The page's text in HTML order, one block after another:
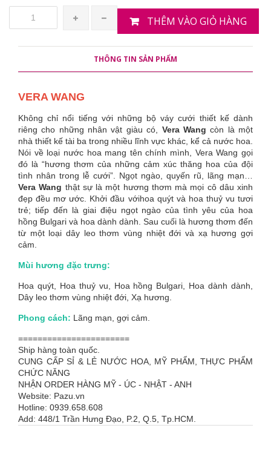
THÊM VÀO GIỎ HÀNG
THÔNG TIN SẢN PHẨM
VERA WANG
Không chỉ nổi tiếng với những bộ váy cưới thiết kế dành
riêng cho những nhân vật giàu có, Vera Wang còn là một
nhà thiết kế tài ba trong nhiều lĩnh vực khác, kể cả nước hoa.
Nói về loại nước hoa mang tên chính mình, Vera Wang gọi
đó là “hương thơm của những cảm xúc thăng hoa của đội
tình nhân trong lễ cưới”. Ngọt ngào, quyến rũ, lãng mạn…
Vera Wang thật sự là một hương thơm mà mọi cô dâu xinh
đẹp đều mơ ước. Khởi đầu vớihoa quýt và hoa thuỷ vu tươi
trẻ; tiếp đến là giai điệu ngọt ngào của tình yêu của hoa
hồng Bulgari và hoa dành dành. Sau cuối là hương thơm đến
từ một loại dây leo thơm vùng nhiệt đới và xạ hương gợi
cảm.
Mùi hương đặc trưng:
Hoa quýt, Hoa thuỷ vu, Hoa hồng Bulgari, Hoa dành dành,
Dây leo thơm vùng nhiệt đới, Xạ hương.
Phong cách: Lãng mạn, gợi cảm.
=======================
Ship hàng toàn quốc.
CUNG CẤP SỈ & LẺ NƯỚC HOA, MỸ PHẨM, THỰC PHẨM
CHỨC NĂNG
NHẬN ORDER HÀNG MỸ - ÚC - NHẬT - ANH
Website: Pazu.vn
Hotline: 0939.658.608
Add: 448/1 Trần Hưng Đạo, P.2, Q.5, Tp.HCM.